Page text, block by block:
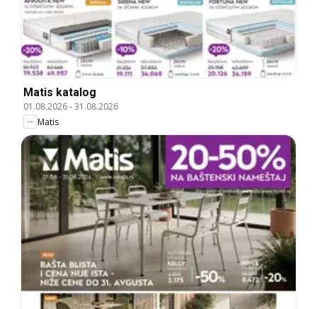
Matis katalog
01.08.2026-31.08.2026
Matis